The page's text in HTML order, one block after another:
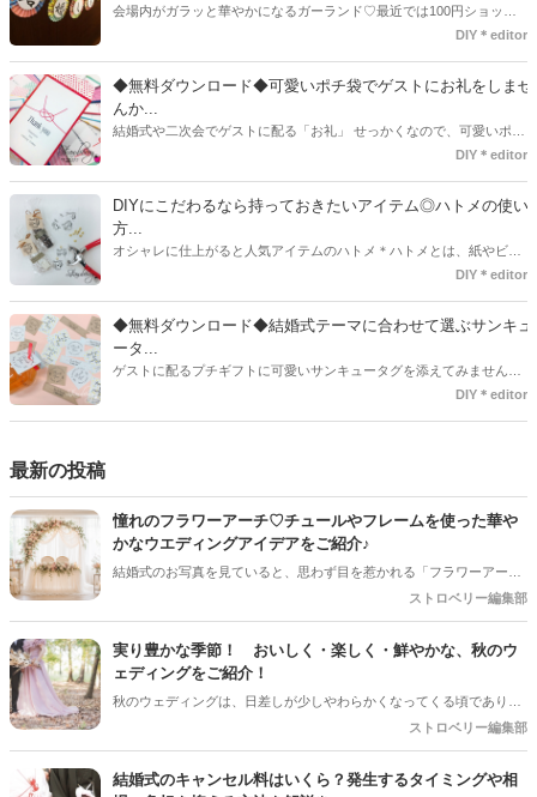
会場内がガラッと華やかになるガーランド♡最近では100円ショップ
で既に完成された物が販売されていたり、ネット上でダウンロードし
す。ダウンロードしたデザインを印刷する紙をこだわるプレ花嫁さん
も・・・♡紙質や柄などでガラッと印象が変わりますよね♪
DIY＊editor
◆無料ダウンロード◆可愛いポチ袋でゲストにお礼をしませ
んか...
結婚式や二次会でゲストに配る「お礼」 せっかくなので、可愛いポチ
袋で用意しませんか？今回の記事では無料でダウンロードできるデザ
ください。いつもStrawberryを読んで頂いているプレ花嫁さんのお手
伝いが少しでも出来れば嬉しいです♡
DIY＊editor
DIYにこだわるなら持っておきたいアイテム◎ハトメの使い
方...
オシャレに仕上がると人気アイテムのハトメ＊ハトメとは、紙やビニ
ールなどに開けた穴につける金具のことでサイズが幅広く揃っていま
り、付けるものの素材や色にあわせて選ぶことができるんです♪*
DIY＊editor
◆無料ダウンロード◆結婚式テーマに合わせて選ぶサンキュ
ータ...
ゲストに配るプチギフトに可愛いサンキュータグを添えてみません
か？今回の記事では無料でダウンロードできる春婚にもピッタリなサ
DIY＊editor
最新の投稿
憧れのフラワーアーチ♡チュールやフレームを使った華や
かなウエディングアイデアをご紹介♪
結婚式のお写真を見ていると、思わず目を惹かれる「フラワーアー
チ」♡ お花をたっぷり使ったアーチはもちろん、チュールやフレーム
るコーディネートが人気を集めています♪ 挙式会場や高砂、ウエルカ
ムスペース、フォトブースなど、さまざまな場所で取り入れられるの
ンジアイデアをご紹介します♡
ストロベリー編集部
実り豊かな季節！ おいしく・楽しく・鮮やかな、秋のウ
ェディングをご紹介！
秋のウェディングは、日差しが少しやわらかくなってくる頃であり、
色々なことへの行動的がみなぎってくる季節。同時に、おいしいもの
クして準備を進めましょう♪
ストロベリー編集部
結婚式のキャンセル料はいくら？発生するタイミングや相